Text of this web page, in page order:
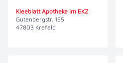
Kleeblatt Apotheke im EKZ
Gutenbergstr. 155
47803 Krefeld